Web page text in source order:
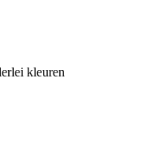
kleuren